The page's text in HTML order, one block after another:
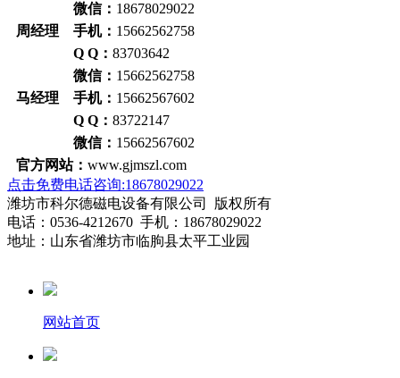
微信： 18678029022
周经理 手机： 15662562758
Q Q： 83703642
微信： 15662562758
马经理 手机： 15662567602
Q Q： 83722147
微信： 15662567602
官方网站： www.gjmszl.com
点击免费电话咨询:18678029022
潍坊市科尔德磁电设备有限公司 版权所有
电话：0536-4212670 手机：18678029022
地址：山东省潍坊市临朐县太平工业园
网站首页